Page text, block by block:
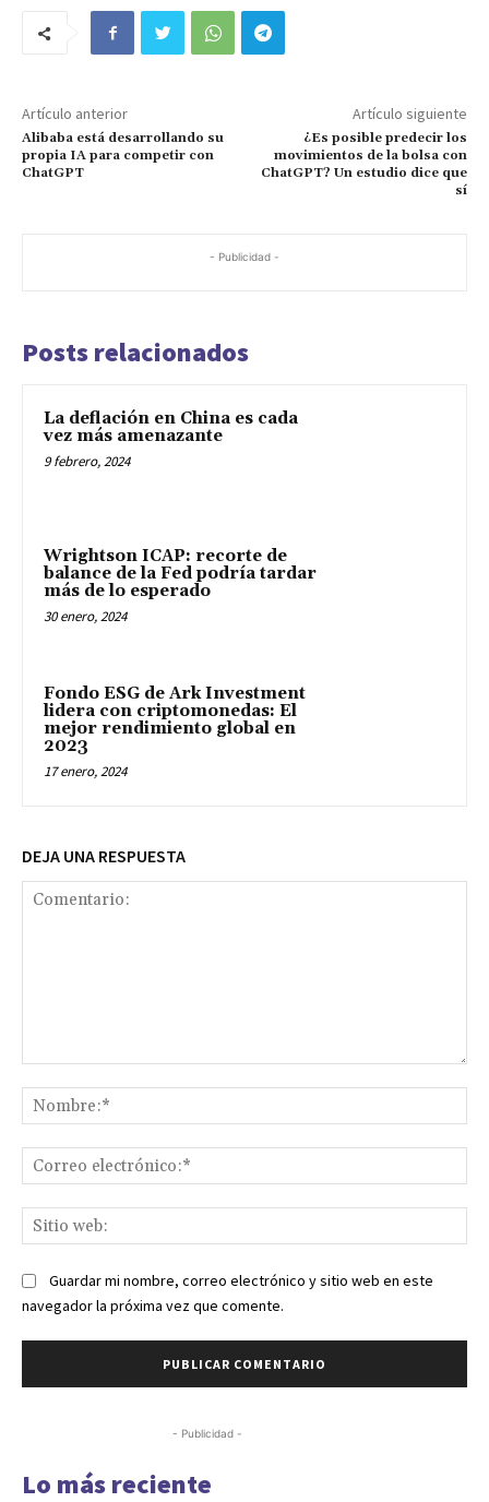
Artículo anterior
Alibaba está desarrollando su
propia IA para competir con
ChatGPT
Artículo siguiente
¿Es posible predecir los
movimientos de la bolsa con
ChatGPT? Un estudio dice que
sí
- Publicidad -
Posts relacionados
La deflación en China es cada
vez más amenazante
9 febrero, 2024
Wrightson ICAP: recorte de
balance de la Fed podría tardar
más de lo esperado
30 enero, 2024
Fondo ESG de Ark Investment
lidera con criptomonedas: El
mejor rendimiento global en
2023
17 enero, 2024
DEJA UNA RESPUESTA
Guardar mi nombre, correo electrónico y sitio web en este
navegador la próxima vez que comente.
- Publicidad -
Lo más reciente